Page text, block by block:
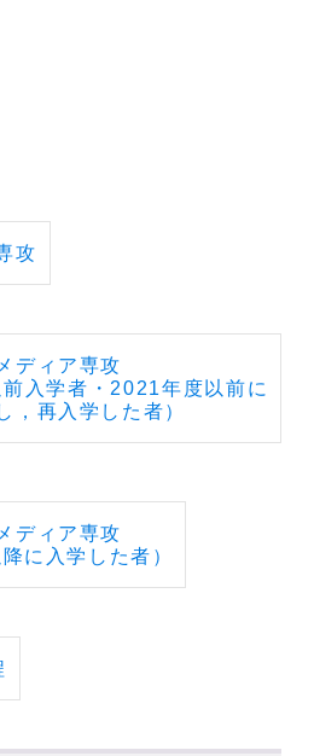
攻
ディア専攻
前入学者・2021年度以前に
，再入学した者）
ディア専攻
に入学した者）